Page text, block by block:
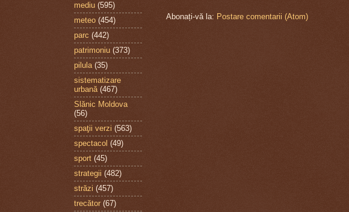
Abonați-vă la: Postare comentarii (Atom)
mediu (595)
meteo (454)
parc (442)
patrimoniu (373)
pilula (35)
sistematizare
urbană (467)
Slănic Moldova
(56)
spaţii verzi (563)
spectacol (49)
sport (45)
strategii (482)
străzi (457)
trecător (67)